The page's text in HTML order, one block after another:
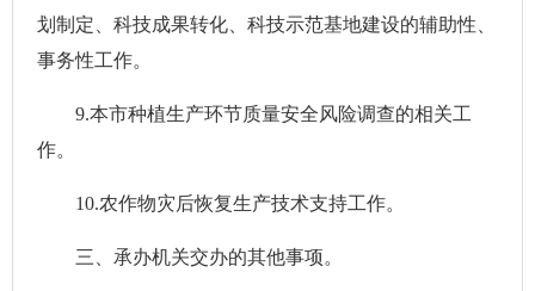
划制定、科技成果转化、科技示范基地建设的辅助性、
事务性工作。
9.本市种植生产环节质量安全风险调查的相关工
作。
10.农作物灾后恢复生产技术支持工作。
三、承办机关交办的其他事项。